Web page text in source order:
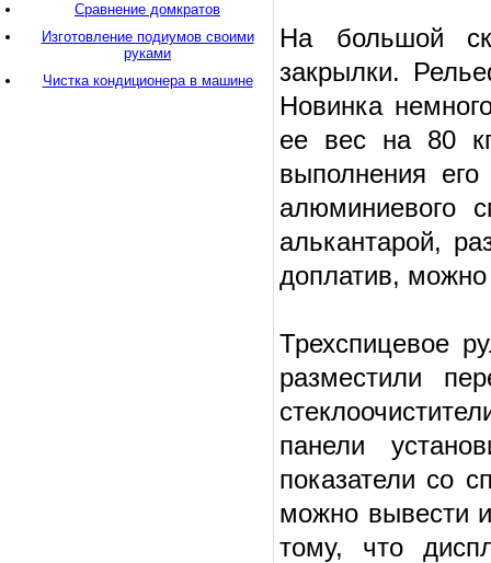
На большой
закрылки.
Новинка
ее вес на 80
выполнения
алюминиевого
алькантарой,
доплатив,
Трехспицевое
разместили
панели
показатели со
можно вывести
тому, что
Сравнение домкратов
Изготовление подиумов своими
руками
Чистка кондиционера в машине